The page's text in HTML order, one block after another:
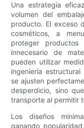
Una estrategia
volumen del
producto. El exceso
cosméticos, a
proteger
innecesario de
pueden utilizar
ingeniería
se ajusten
desperdicio, sino
transporte al permitir
Los diseños
ganando